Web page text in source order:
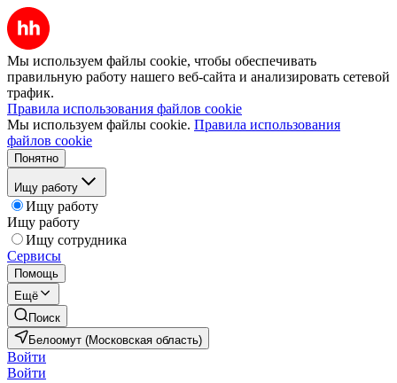
Мы используем файлы cookie, чтобы обеспечивать
правильную работу нашего веб-сайта и анализировать сетевой
трафик.
Правила использования файлов cookie
Мы используем файлы cookie. Правила использования
файлов cookie
Понятно
Ищу работу
Ищу работу
Ищу работу
Ищу сотрудника
Сервисы
Помощь
Ещё
Поиск
Белоомут (Московская область)
Войти
Войти